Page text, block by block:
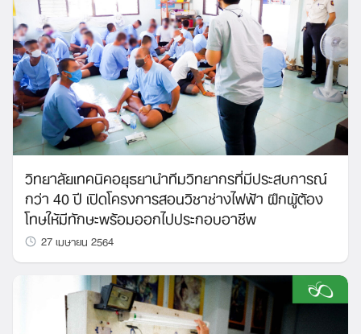
วิทยาลัยเทคนิคอยุธยานำทีมวิทยากรที่มีประสบการณ์
กว่า 40 ปี เปิดโครงการสอนวิชาช่างไฟฟ้า ฝึกผู้ต้อง
โทษให้มีทักษะพร้อมออกไปประกอบอาชีพ
27 เมษายน 2564